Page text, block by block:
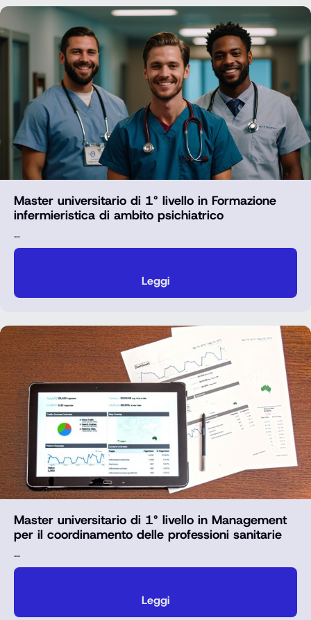
Master universitario di 1° livello in Formazione
infermieristica di ambito psichiatrico
…
Leggi
Master universitario di 1° livello in Management
per il coordinamento delle professioni sanitarie
…
Leggi